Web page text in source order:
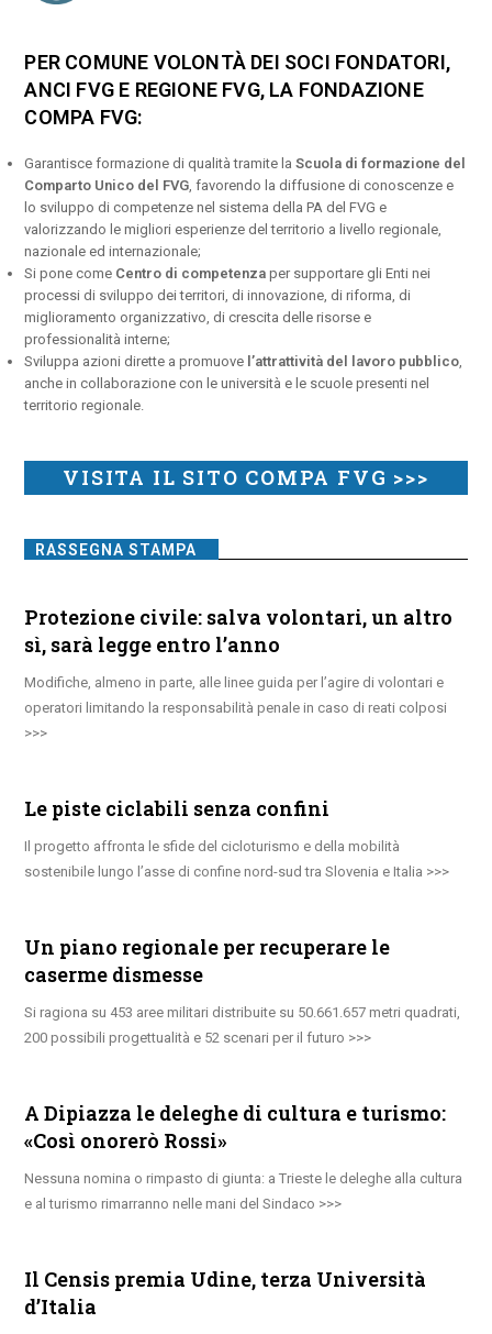
PER COMUNE VOLONTÀ DEI SOCI FONDATORI,
ANCI FVG E REGIONE FVG, LA FONDAZIONE
COMPA FVG:
Garantisce formazione di qualità tramite laScuola di formazione del
Comparto Unico del FVG , favorendo la diffusione di conoscenze e
lo sviluppo di competenze nel sistema della PA del FVG e
valorizzando le migliori esperienze del territorio a livello regionale,
nazionale ed internazionale;
Si pone come Centro di competenza per supportare gli Enti nei
processi di sviluppo dei territori, di innovazione, di riforma, di
miglioramento organizzativo, di crescita delle risorse e
professionalità interne;
Sviluppa azioni dirette a promuove l’attrattività del lavoro pubblico
anche in collaborazione con le università e le scuole presenti nel
territorio regionale.
VISITA IL SITO COMPA FVG >>>
RASSEGNA STAMPA
Protezione civile: salva volontari, un altro
sì, sarà legge entro l’anno
Modifiche, almeno in parte, alle linee guida per l’agire di volontari e
operatori limitando la responsabilità penale in caso di reati colposi
Le piste ciclabili senza confini
Il progetto affronta le sfide del cicloturismo e della mobilità
sostenibile lungo l’asse di confine nord-sud tra Slovenia e Italia
Un piano regionale per recuperare le
caserme dismesse
Si ragiona su 453 aree militari distribuite su 50.661.657 metri quadrati,
200 possibili progettualità e 52 scenari per il futuro
A Dipiazza le deleghe di cultura e turismo:
«Così onorerò Rossi»
Nessuna nomina o rimpasto di giunta: a Trieste le deleghe alla cultura
e al turismo rimarranno nelle mani del Sindaco
Il Censis premia Udine, terza Università
d’Italia